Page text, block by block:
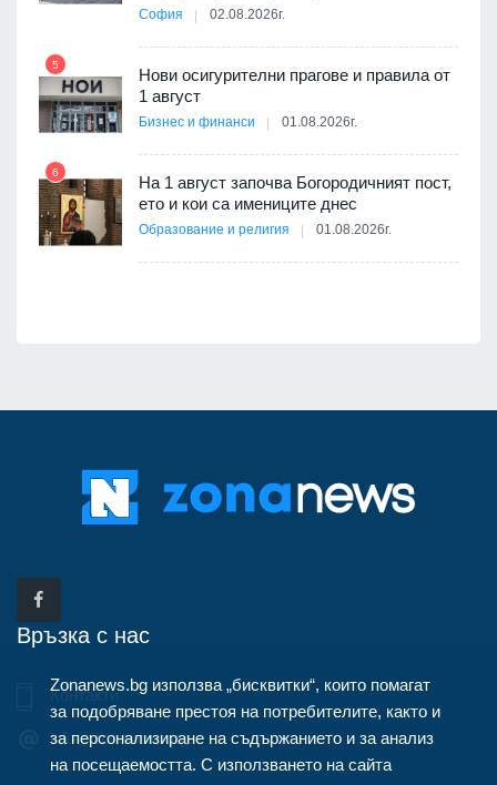
София 02.08.2026г.
5
Нови осигурителни прагове и правила от
1 август
Бизнес и финанси 01.08.2026г.
6
На 1 август започва Богородичният пост,
ето и кои са имениците днес
Образование и религия 01.08.2026г.
Връзка с нас
Контакти
info@zonanews.bg
Zonanews.bg използва „бисквитки“, които помагат
за подобряване престоя на потребителите, както и
за персонализиране на съдържанието и за анализ
на посещаемостта. С използването на сайта